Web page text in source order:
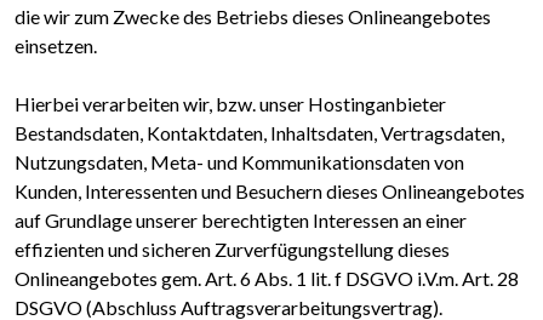
die wir zum Zwecke des Betriebs dieses Onlineangebotes
einsetzen.
Hierbei verarbeiten wir, bzw. unser Hostinganbieter
Bestandsdaten, Kontaktdaten, Inhaltsdaten, Vertragsdaten,
Nutzungsdaten, Meta- und Kommunikationsdaten von
Kunden, Interessenten und Besuchern dieses Onlineangebotes
auf Grundlage unserer berechtigten Interessen an einer
effizienten und sicheren Zurverfügungstellung dieses
Onlineangebotes gem. Art. 6 Abs. 1 lit. f DSGVO i.V.m. Art. 28
DSGVO (Abschluss Auftragsverarbeitungsvertrag).